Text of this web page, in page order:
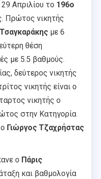
Απριλίου το 196ο
Πρώτος νικητής
με 6
θέση
με 5.5 βαθμούς.
δεύτερος νικητής
νικητής είναι ο
νικητής ο
στην Κατηγορία
Γιώργος Τζαχρήστας
ο Πάρις
και βαθμολογία